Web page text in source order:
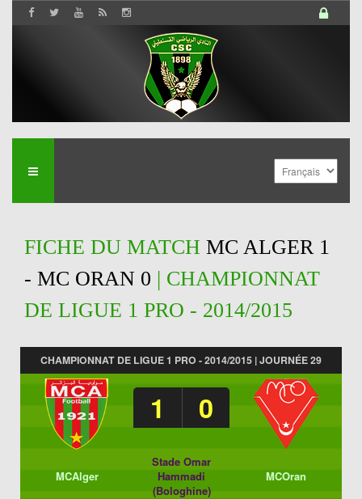
FICHE DU MATCH MC ALGER 1
- MC ORAN 0 | CHAMPIONNAT
DE LIGUE 1 PRO - 2014/2015
CHAMPIONNAT DE LIGUE 1 PRO - 2014/2015 | JOURNÉE 29
1 0
MCAlger
Stade Omar
Hammadi
(Bologhine)
MCOran